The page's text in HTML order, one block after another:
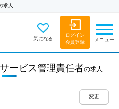
求人
気になる
ログイン
会員登録
メニュー
サービス管理責任者の求人
変更